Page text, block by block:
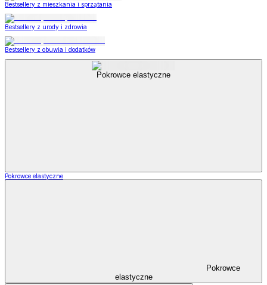
Bestsellery z mieszkania i sprzątania
Bestsellery z urody i zdrowia
Bestsellery z obuwia i dodatków
Pokrowce elastyczne
Pokrowce elastyczne
Pokrowce
elastyczne